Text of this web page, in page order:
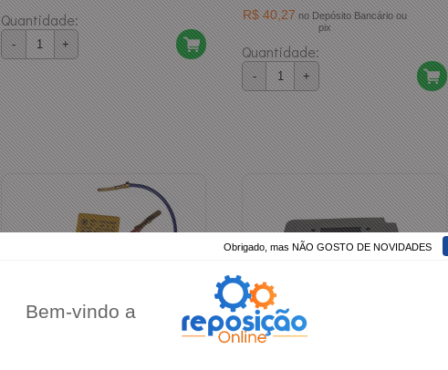
Obrigado, mas NÃO GOSTO DE NOVIDADES
Bem-vindo a
Quantidade:
- +
R$ 40,27 no Depósito Bancário ou
pix
Quantidade:
- +